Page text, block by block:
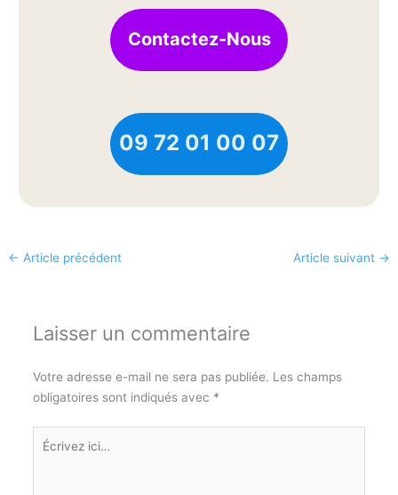
Contactez-Nous
09 72 01 00 07
← Article précédent Article suivant →
Laisser un commentaire
Votre adresse e-mail ne sera pas publiée. Les champs
obligatoires sont indiqués avec *
Écrivez